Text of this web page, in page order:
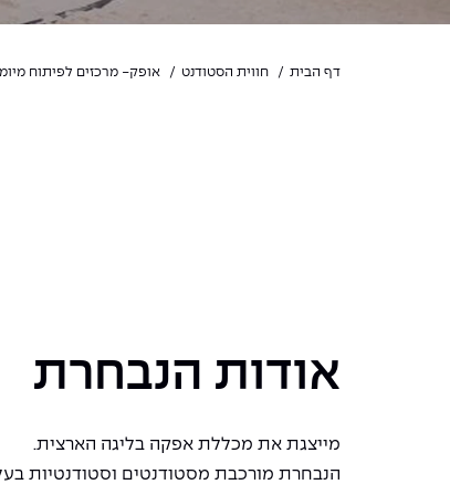
דף הבית חווית הסטודנט אופק- מרכזים לפיתוח
אודות הנבחרת
מייצגת את מכללת אפקה בליגה הארצית.
הנבחרת מורכבת מסטודנטים וסטודנטיות